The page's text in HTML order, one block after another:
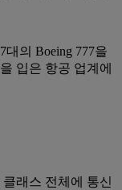
의 Boeing 777을
입은 항공 업계에
래스 전체에 통신